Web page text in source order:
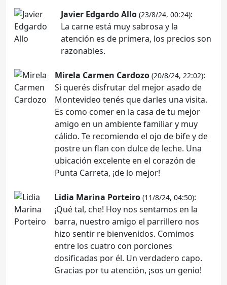
Javier Edgardo Allo (23/8/24, 00:24):
La carne está muy sabrosa y la
atención es de primera, los precios son
razonables.
Mirela Carmen Cardozo (20/8/24, 22:02):
Si querés disfrutar del mejor asado de
Montevideo tenés que darles una visita.
Es como comer en la casa de tu mejor
amigo en un ambiente familiar y muy
cálido. Te recomiendo el ojo de bife y de
postre un flan con dulce de leche. Una
ubicación excelente en el corazón de
Punta Carreta, ¡de lo mejor!
Lidia Marina Porteiro (11/8/24, 04:50):
¡Qué tal, che! Hoy nos sentamos en la
barra, nuestro amigo el parrillero nos
hizo sentir re bienvenidos. Comimos
entre los cuatro con porciones
dosificadas por él. Un verdadero capo.
Gracias por tu atención, ¡sos un genio!